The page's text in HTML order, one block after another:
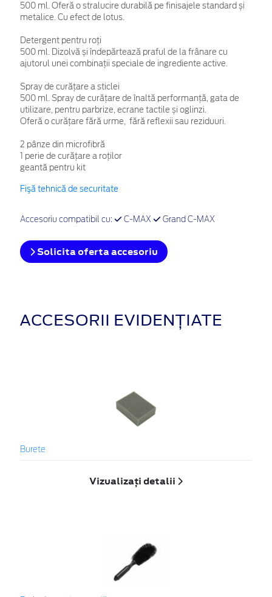
500 ml. Oferă o stralucire durabilă pe finisajele standard și
metalice. Cu efect de lotus.
Detergent pentru roți
500 ml. Dizolvă și îndepărtează praful de la frânare cu
ajutorul unei combinații speciale de ingrediente active.
Spray de curățare a sticlei
500 ml. Spray de curățare de înaltă performanță, gata de
utilizare, pentru parbrize, ecrane tactile și oglinzi.
Oferă o curățare fără urme, fără reflexii sau reziduuri.
2 pânze din microfibră
1 perie de curățare a roților
geantă pentru kit
Fişă tehnică de securitate
Accesoriu compatibil cu: C-MAX Grand C-MAX
Solicita oferta accesoriu
ACCESORII EVIDENȚIATE
Burete
Vizualizați detalii